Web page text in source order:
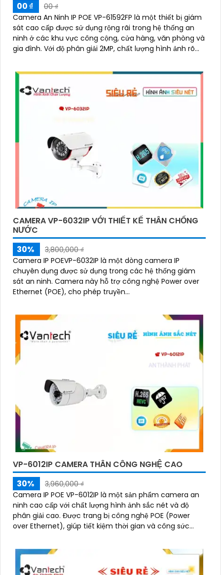
00 ₫
00 ₫
Camera An Ninh IP POE VP-61592FP là một thiết bị giám
sát cao cấp được sử dụng rộng rãi trong hệ thống an
ninh ở các khu vực công cộng, cửa hàng, văn phòng và
gia đình. Với độ phân giải 2MP, chất lượng hình ảnh rõ
CAMERA VP-6032IP VỚI THIẾT KẾ THÂN CHỐNG
NƯỚC
30%
3,800,000 ₫
Camera IP POEVP-6032IP là một dòng camera IP
chuyên dụng được sử dụng trong các hệ thống giám
sát an ninh. Camera này hỗ trợ công nghệ Power over
Ethernet (POE), cho phép truyền...
VP-6012IP CAMERA THÂN CÔNG NGHỆ CAO
30%
3,960,000 ₫
Camera IP POE VP-6012IP là một sản phẩm camera an
ninh cao cấp với chất lượng hình ảnh sắc nét và độ
phân giải cao. Được trang bị công nghệ POE (Power
over Ethernet), giúp tiết kiệm thời gian và công sức